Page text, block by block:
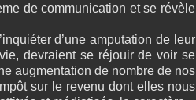
de communication et se révèle
d’une amputation de leur
devraient se réjouir de voir se
augmentation de nombre de nos
sur le revenu dont elles nous